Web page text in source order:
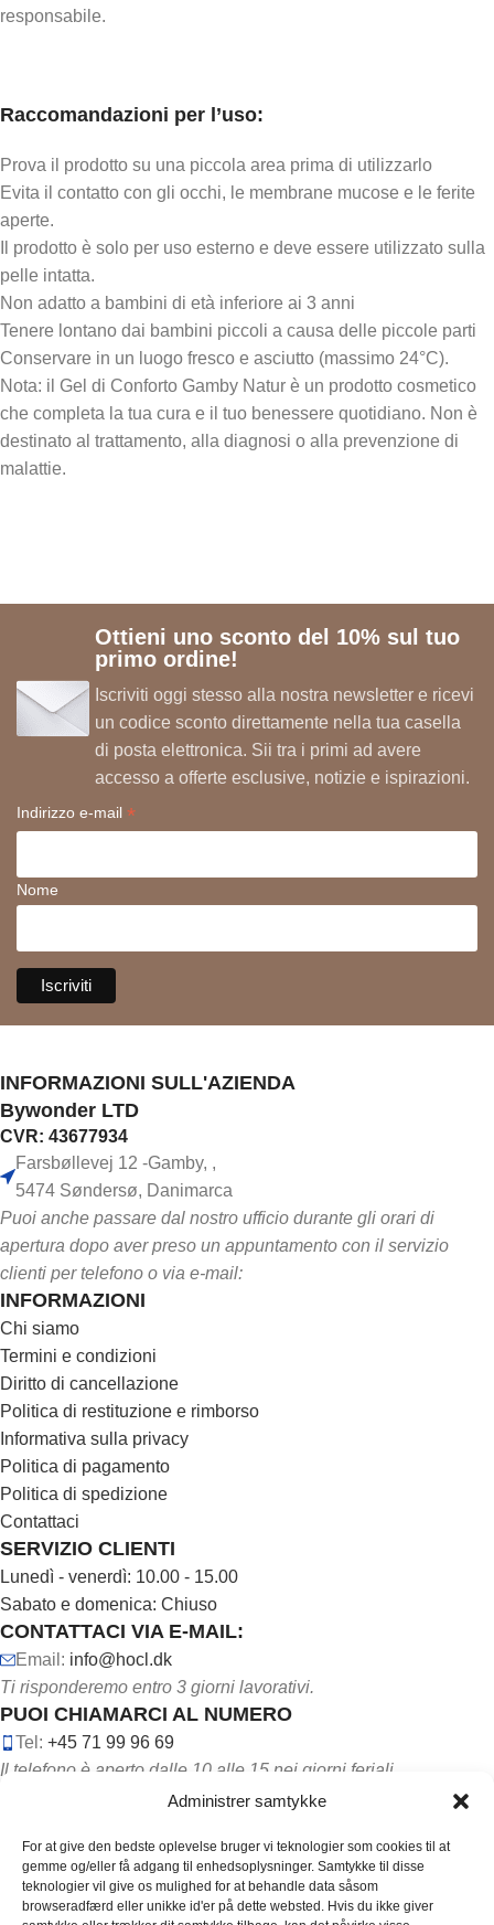
Administrer samtykke
For at give den bedste oplevelse bruger vi teknologier som cookies til at
gemme og/eller få adgang til enhedsoplysninger. Samtykke til disse
teknologier vil give os mulighed for at behandle data såsom
browseradfærd eller unikke id'er på dette websted. Hvis du ikke giver
responsabile.
Raccomandazioni per l’uso:
Prova il prodotto su una piccola area prima di utilizzarlo
Evita il contatto con gli occhi, le membrane mucose e le ferite
aperte.
Il prodotto è solo per uso esterno e deve essere utilizzato sulla
pelle intatta.
Non adatto a bambini di età inferiore ai 3 anni
Tenere lontano dai bambini piccoli a causa delle piccole parti
Conservare in un luogo fresco e asciutto (massimo 24°C).
Nota: il Gel di Conforto Gamby Natur è un prodotto cosmetico
che completa la tua cura e il tuo benessere quotidiano. Non è
destinato al trattamento, alla diagnosi o alla prevenzione di
malattie.
Ottieni uno sconto del 10% sul tuo
primo ordine!
Iscriviti oggi stesso alla nostra newsletter e ricevi
un codice sconto direttamente nella tua casella
di posta elettronica. Sii tra i primi ad avere
accesso a offerte esclusive, notizie e ispirazioni.
Indirizzo e-mail *
Nome
INFORMAZIONI SULL'AZIENDA
Bywonder LTD
CVR: 43677934
Farsbøllevej 12 -Gamby, ,
5474 Søndersø, Danimarca
Puoi anche passare dal nostro ufficio durante gli orari di
apertura dopo aver preso un appuntamento con il servizio
clienti per telefono o via e-mail:
INFORMAZIONI
Chi siamo
Termini e condizioni
Diritto di cancellazione
Politica di restituzione e rimborso
Informativa sulla privacy
Politica di pagamento
Politica di spedizione
Contattaci
SERVIZIO CLIENTI
Lunedì - venerdì: 10.00 - 15.00
Sabato e domenica: Chiuso
CONTATTACI VIA E-MAIL:
Email: info@hocl.dk
Ti risponderemo entro 3 giorni lavorativi.
PUOI CHIAMARCI AL NUMERO
Tel: +45 71 99 96 69
Il telefono è aperto dalle 10 alle 15 nei giorni feriali.